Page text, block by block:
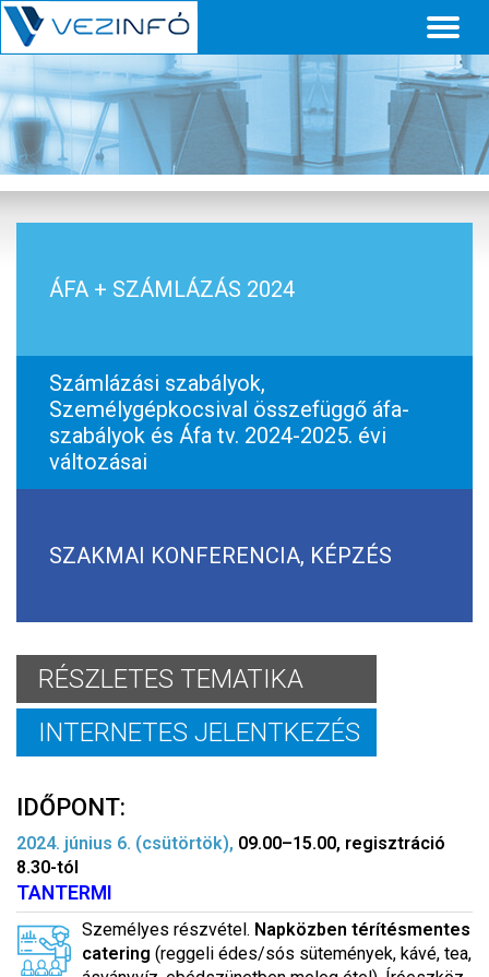
ÁFA + SZÁMLÁZÁS 2024
Számlázási szabályok,
Személygépkocsival összefüggő áfa-
szabályok és Áfa tv. 2024-2025. évi
változásai
SZAKMAI KONFERENCIA, KÉPZÉS
RÉSZLETES TEMATIKA
INTERNETES JELENTKEZÉS
IDŐPONT:
2024. június 6. (csütörtök), 09.00–15.00, regisztráció
8.30-tól
TANTERMI
Személyes részvétel. Napközben térítésmentes
catering (reggeli édes/sós sütemények, kávé, tea,